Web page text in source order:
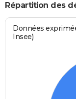
Répartition des
Données
Insee)